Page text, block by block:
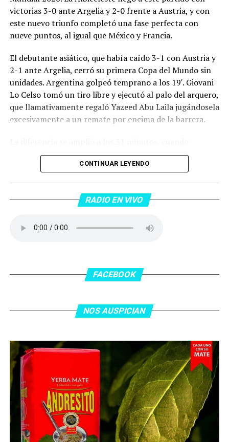
victorias 3-0 ante Argelia y 2-0 frente a Austria, y con
este nuevo triunfo completó una fase perfecta con
nueve puntos, al igual que México y Francia.
El debutante asiático, que había caído 3-1 con Austria y
2-1 ante Argelia, cerró su primera Copa del Mundo sin
unidades. Argentina golpeó temprano a los 19′. Giovani
Lo Celso tomó un tiro libre y ejecutó al palo del arquero,
que llamativamente regaló Yazeed Abu Laila jugándosela
excesivamente a un remate por encima de la barrera.
Lautaro Martínez convirtió de penal el 2-0. El Toro
anotó su primer gol en Copas del Mundo, tras no
dentro del área sobre Marcos Senesi, que intentó ir a
una segunda pelota luego de un tiro en el travesaño del
patada en la cara del jugador jordano.
asistencia de Ehsan Haddad, que culminó una gran
minutos, tras un tiro libre donde volvió a responder mal
Fuente:
CONTINUAR LEYENDO
RADIO EN VIVO
FACEBOOK
NOS AUSPICIAN